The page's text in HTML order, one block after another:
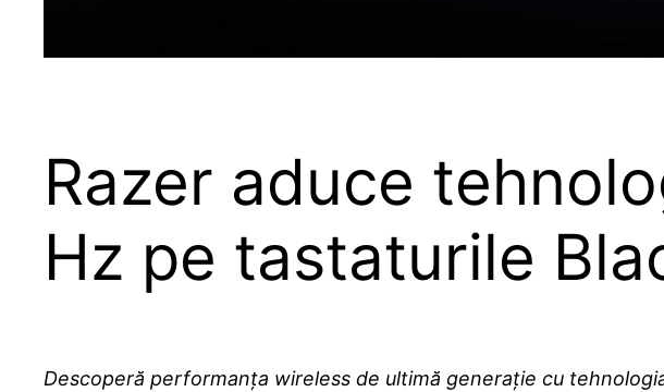
Razer aduce
Hz pe tastaturile
Descoperă performanța wireless de ultimă generație cu